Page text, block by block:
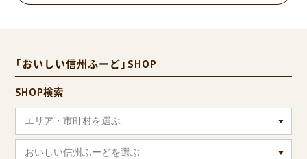
「おいしい信州ふーど」SHOP
SHOP検索
エリア・市町村を選ぶ
おいしい信州ふーどを選ぶ